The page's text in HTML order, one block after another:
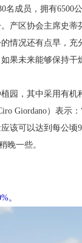
成员，拥有6500
区协会主席史蒂
情况还有点早，
果未来能够保持
，其中采用有机
Giordano）表示
该可以达到每公顷
晚一些。
。